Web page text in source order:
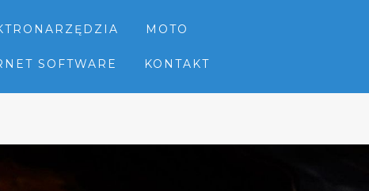
MOTO
SOFTWARE KONTAKT